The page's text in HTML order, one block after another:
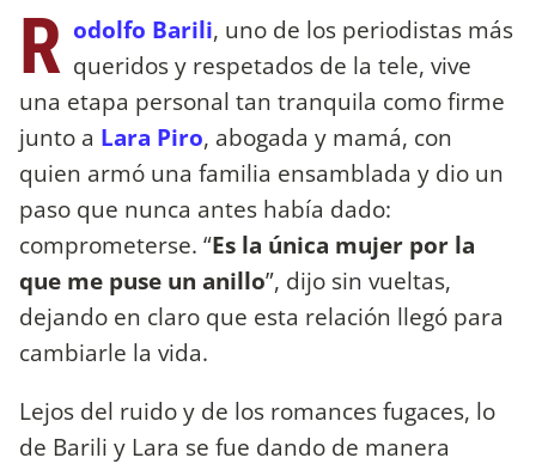
R odolfo Barili, uno de los periodistas más
queridos y respetados de la tele, vive
una etapa personal tan tranquila como firme
junto a Lara Piro, abogada y mamá, con
quien armó una familia ensamblada y dio un
paso que nunca antes había dado:
comprometerse. “Es la única mujer por la
que me puse un anillo”, dijo sin vueltas,
dejando en claro que esta relación llegó para
cambiarle la vida.
Lejos del ruido y de los romances fugaces, lo
de Barili y Lara se fue dando de manera